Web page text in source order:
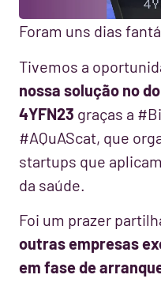
Foram uns dias
Tivemos a
nossa solução no
4YFN23 graças a
#AQuAScat, que
startups que
da saúde.
Foi um prazer
outras empresas
em fase de